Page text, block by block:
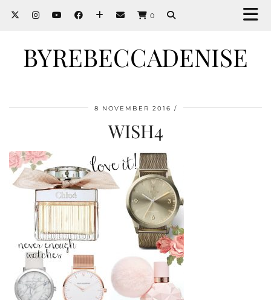
0
BYREBECCADENISE
8 NOVEMBER 2016
WISH4